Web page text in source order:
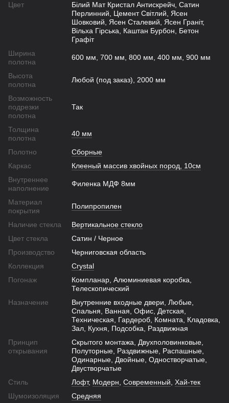
Цвет
Білий Мат Кристал Антискрейч, Сатин
Перлинний, Цемент Світлий, Ясен
Шовковий, Ясен Сталевий, Ясен Граніт,
Вільха Гірська, Каштан Бурбон, Бетон
Графіт
Ширина
полотна
600 мм, 700 мм, 800 мм, 400 мм, 900 мм
Высота
полотна
Любой (под заказ), 2000 мм
Возможность
подрезки
полотна
Так
Толщина
полотна
40 мм
Полотно
Сборные
Каркас
Клееный массив хвойных пород, 10см
Внутреннее
наполнение
Филенка МДФ 8мм
Материал
покрытия
Полипропилен
Наличие стекла
Вертикальное стекло
Цвет стекла
Сатин / Черное
Производство
Черниговская область
Коллекция
Crystal
Погонаж
Компланар, Алюминиевая коробка,
Телескопический
Назначение
Внутренние входные двери, Любые,
Спальня, Ванная, Офис, Детская,
Техническая, Гардероб, Комната, Кладовка,
Зал, Кухня, Подсобка, Раздвижная
Принцип
открывания
Скрытого монтажа, Двухполовинковые,
Полуторные, Раздвижные, Распашные,
Одинарные, Двойные, Одностворчатые,
Двустворчатые
Стиль
Лофт, Модерн Современный Хай-тек
Шумоизоляция
Средняя